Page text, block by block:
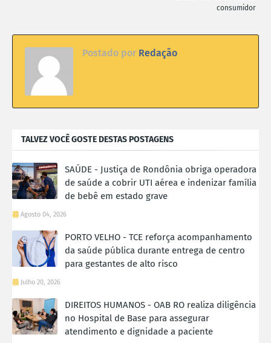
consumidor
Postado por Redação
TALVEZ VOCÊ GOSTE DESTAS POSTAGENS
SAÚDE - Justiça de Rondônia obriga operadora
de saúde a cobrir UTI aérea e indenizar família
de bebê em estado grave
Agosto 04, 2026
PORTO VELHO - TCE reforça acompanhamento
da saúde pública durante entrega de centro
para gestantes de alto risco
Julho 20, 2026
DIREITOS HUMANOS - OAB RO realiza diligência
no Hospital de Base para assegurar
atendimento e dignidade a paciente